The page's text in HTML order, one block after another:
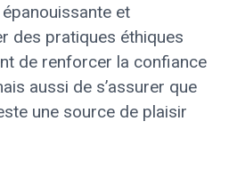
et
des pratiques éthiques
de renforcer la confiance
aussi de s’assurer que
une source de plaisir